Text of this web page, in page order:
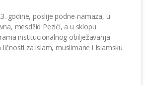
godine, poslije podne-namaza, u
mesdžid Pezići, a u sklopu
institucionalnog obilježavanja
ličnosti za islam, muslimane i Islamsku